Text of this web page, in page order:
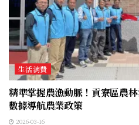
生活消費
精準掌握農漁動脈！貢寮區農
數據導航農業政策
2026-03-16